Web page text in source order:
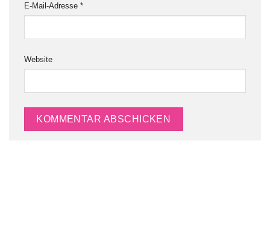
E-Mail-Adresse *
Website